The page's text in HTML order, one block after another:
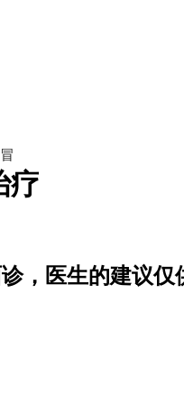
疗
，医生的建议仅